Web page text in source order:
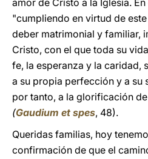
amor de Cristo a la Iglesia.
"cumpliendo en virtud de
deber matrimonial y familiar,
Cristo, con el que toda su
fe, la esperanza y la caridad,
a su propia perfección y a su
por tanto, a la glorificación
(Gaudium et spes, 48).
Queridas familias, hoy
confirmación de que el